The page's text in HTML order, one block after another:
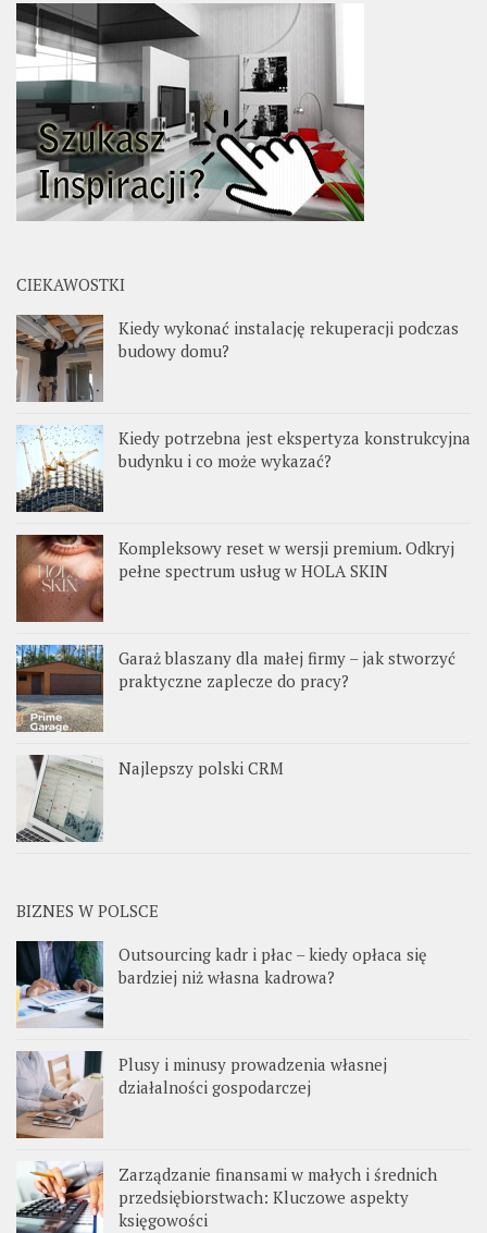
CIEKAWOSTKI
Kiedy wykonać instalację rekuperacji podczas
budowy domu?
Kiedy potrzebna jest ekspertyza konstrukcyjna
budynku i co może wykazać?
Kompleksowy reset w wersji premium. Odkryj
pełne spectrum usług w HOLA SKIN
Garaż blaszany dla małej firmy – jak stworzyć
praktyczne zaplecze do pracy?
Najlepszy polski CRM
BIZNES W POLSCE
Outsourcing kadr i płac – kiedy opłaca się
bardziej niż własna kadrowa?
Plusy i minusy prowadzenia własnej
działalności gospodarczej
Zarządzanie finansami w małych i średnich
przedsiębiorstwach: Kluczowe aspekty
księgowości